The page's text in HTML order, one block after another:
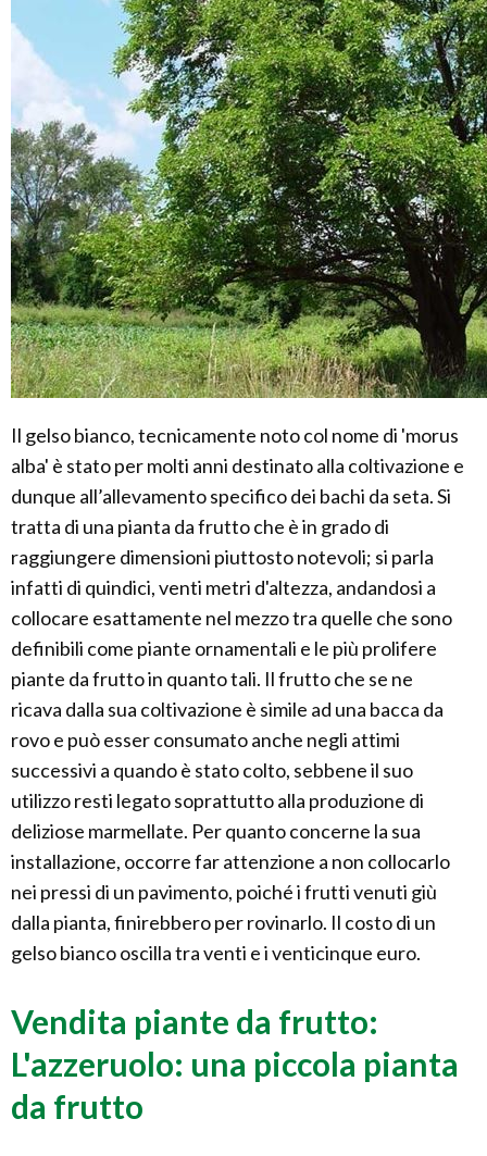
Il gelso bianco, tecnicamente noto col nome di 'morus
alba' è stato per molti anni destinato alla coltivazione e
dunque all’allevamento specifico dei bachi da seta. Si
tratta di una pianta da frutto che è in grado di
raggiungere dimensioni piuttosto notevoli; si parla
infatti di quindici, venti metri d'altezza, andandosi a
collocare esattamente nel mezzo tra quelle che sono
definibili come piante ornamentali e le più prolifere
piante da frutto in quanto tali. Il frutto che se ne
ricava dalla sua coltivazione è simile ad una bacca da
rovo e può esser consumato anche negli attimi
successivi a quando è stato colto, sebbene il suo
utilizzo resti legato soprattutto alla produzione di
deliziose marmellate. Per quanto concerne la sua
installazione, occorre far attenzione a non collocarlo
nei pressi di un pavimento, poiché i frutti venuti giù
dalla pianta, finirebbero per rovinarlo. Il costo di un
gelso bianco oscilla tra venti e i venticinque euro.
Vendita piante da frutto:
L'azzeruolo: una piccola pianta
da frutto